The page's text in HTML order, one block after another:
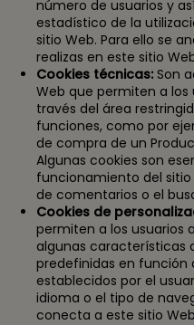
número de usuarios y
estadístico de la
sitio Web. Para ello se
realizas en este sitio
Cookies técnicas: Son
Web que permiten a los
través del área
funciones, como por
de compra de un
Algunas cookies son
funcionamiento del
de comentarios o el
Cookies de
permiten a los usuarios
algunas características
predefinidas en función
establecidos por el
idioma o el tipo de
conecta a este sitio